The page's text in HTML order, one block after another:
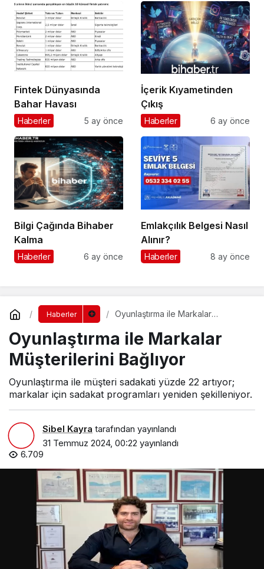
Sağlam Getirildi
İmtihanı
Fintek Dünyasında
Bahar Havası
Haberler 5 ay önce
İçerik Kıyametinden
Çıkış
Haberler 6 ay önce
Bilgi Çağında Bihaber
Kalma
Haberler 6 ay önce
Emlakçılık Belgesi Nasıl
Alınır?
Haberler 8 ay önce
Haberler
Oyunlaştırma ile Markalar
Oyunlaştırma ile Markalar
Müşterilerini Bağlıyor
Oyunlaştırma ile müşteri sadakati yüzde 22 artıyor;
markalar için sadakat programları yeniden şekilleniyor.
Sibel Kayra tarafından yayınlandı
31 Temmuz 2024, 00:22 yayınlandı
6.709